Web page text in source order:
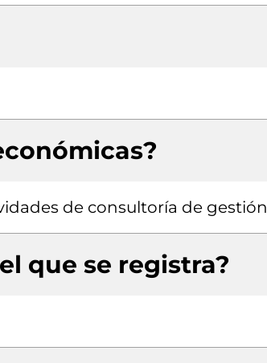
de consultoría de gestión
que se registra?